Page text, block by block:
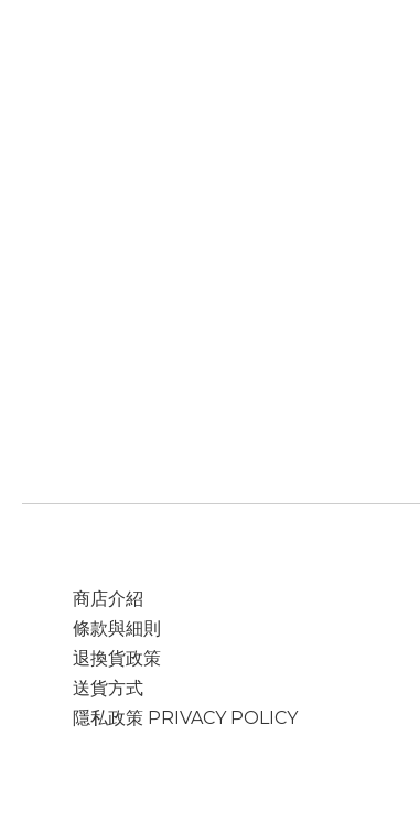
商店介紹
條款與細則
退換貨政策
送貨方式
隱私政策 PRIVACY POLICY